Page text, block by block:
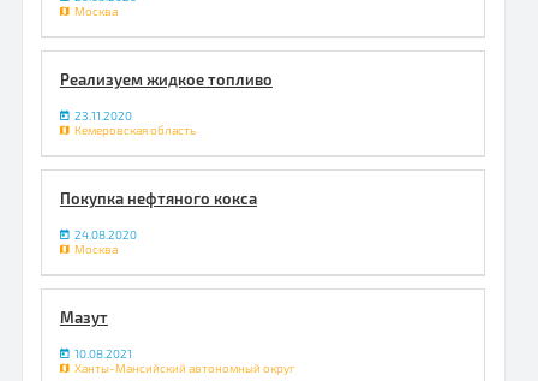
Москва
Реализуем жидкое топливо
23.11.2020
Кемеровская область
Покупка нефтяного кокса
24.08.2020
Москва
Мазут
10.08.2021
Ханты-Мансийский автономный округ